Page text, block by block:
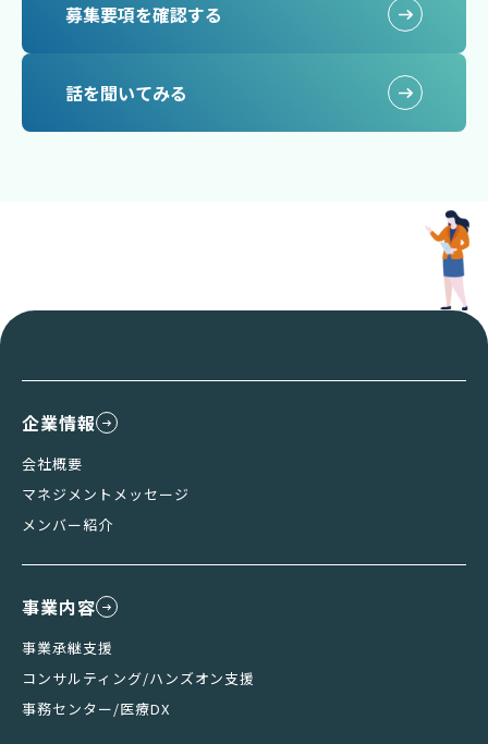
募集要項を確認する
話を聞いてみる
企業情報
会社概要
マネジメントメッセージ
メンバー紹介
事業内容
事業承継支援
コンサルティング/ハンズオン支援
事務センター/医療DX